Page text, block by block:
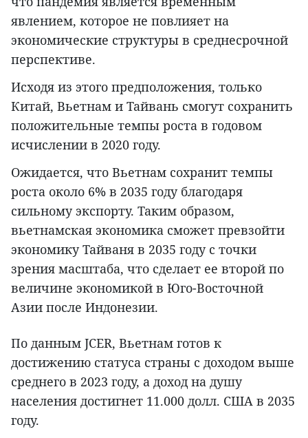
явлением, которое не повлияет на
экономические структуры в среднесрочной
перспективе.
Исходя из этого предположения, только
Китай, Вьетнам и Тайвань смогут сохранить
положительные темпы роста в годовом
исчислении в 2020 году.
Ожидается, что Вьетнам сохранит темпы
роста около 6% в 2035 году благодаря
сильному экспорту. Таким образом,
вьетнамская экономика сможет превзойти
экономику Тайваня в 2035 году с точки
зрения масштаба, что сделает ее второй по
величине экономикой в Юго-Восточной
Азии после Индонезии.
По данным JCER, Вьетнам готов к
достижению статуса страны с доходом выше
среднего в 2023 году, а доход на душу
населения достигнет 11.000 долл. США в 2035
году.